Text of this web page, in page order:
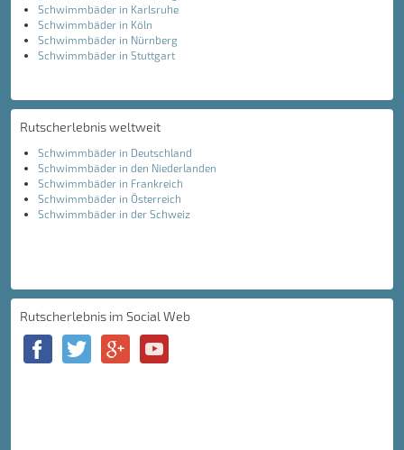
Schwimmbäder in Karlsruhe
Schwimmbäder in Köln
Schwimmbäder in Nürnberg
Schwimmbäder in Stuttgart
Rutscherlebnis weltweit
Schwimmbäder in Deutschland
Schwimmbäder in den Niederlanden
Schwimmbäder in Frankreich
Schwimmbäder in Österreich
Schwimmbäder in der Schweiz
Rutscherlebnis im Social Web